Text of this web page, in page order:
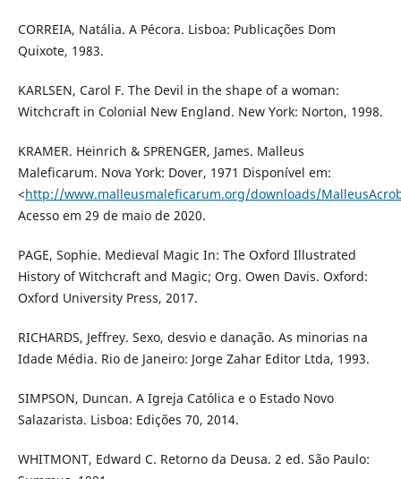
CORREIA, Natália. A Pécora. Lisboa: Publicações Dom
Quixote, 1983.
KARLSEN, Carol F. The Devil in the shape of a woman:
Witchcraft in Colonial New England. New York: Norton, 1998.
KRAMER. Heinrich & SPRENGER, James. Malleus
Maleficarum. Nova York: Dover, 1971 Disponível em:
<http://www.malleusmaleficarum.org/downloads/
Acesso em 29 de maio de 2020.
PAGE, Sophie. Medieval Magic In: The Oxford Illustrated
History of Witchcraft and Magic; Org. Owen Davis. Oxford:
Oxford University Press, 2017.
RICHARDS, Jeffrey. Sexo, desvio e danação. As minorias na
Idade Média. Rio de Janeiro: Jorge Zahar Editor Ltda, 1993.
SIMPSON, Duncan. A Igreja Católica e o Estado Novo
Salazarista. Lisboa: Edições 70, 2014.
WHITMONT, Edward C. Retorno da Deusa. 2 ed. São Paulo: